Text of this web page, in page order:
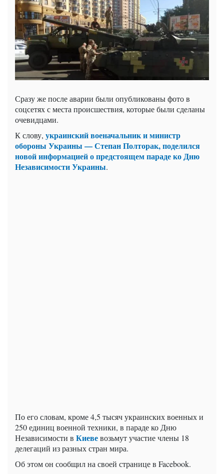
Сразу же после аварии были опубликованы фото в
соцсетях с места происшествия, которые были сделаны
очевидцами.
К слову, украинскийвоеначальники министр
обороны Украины — Степан Полторак, поделился
новой информацией о предстоящемпарадеко Дню
Независимости Украины.
По его словам, кроме 4,5 тысяч украинских военных и
250 единиц военной техники, в параде ко Дню
Независимости в Киевевозьмут участие члены 18
делегаций из разных стран мира.
Об этом он сообщил на своей странице в Facebook.